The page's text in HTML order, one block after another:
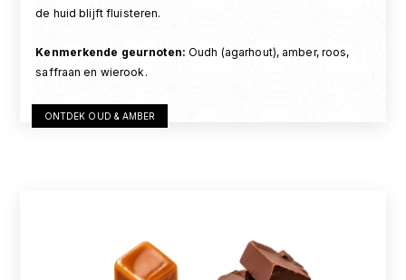
de huid blijft fluisteren.
Kenmerkende geurnoten: Oudh (agarhout), amber, roos,
saffraan en wierook.
ONTDEK OUD & AMBER